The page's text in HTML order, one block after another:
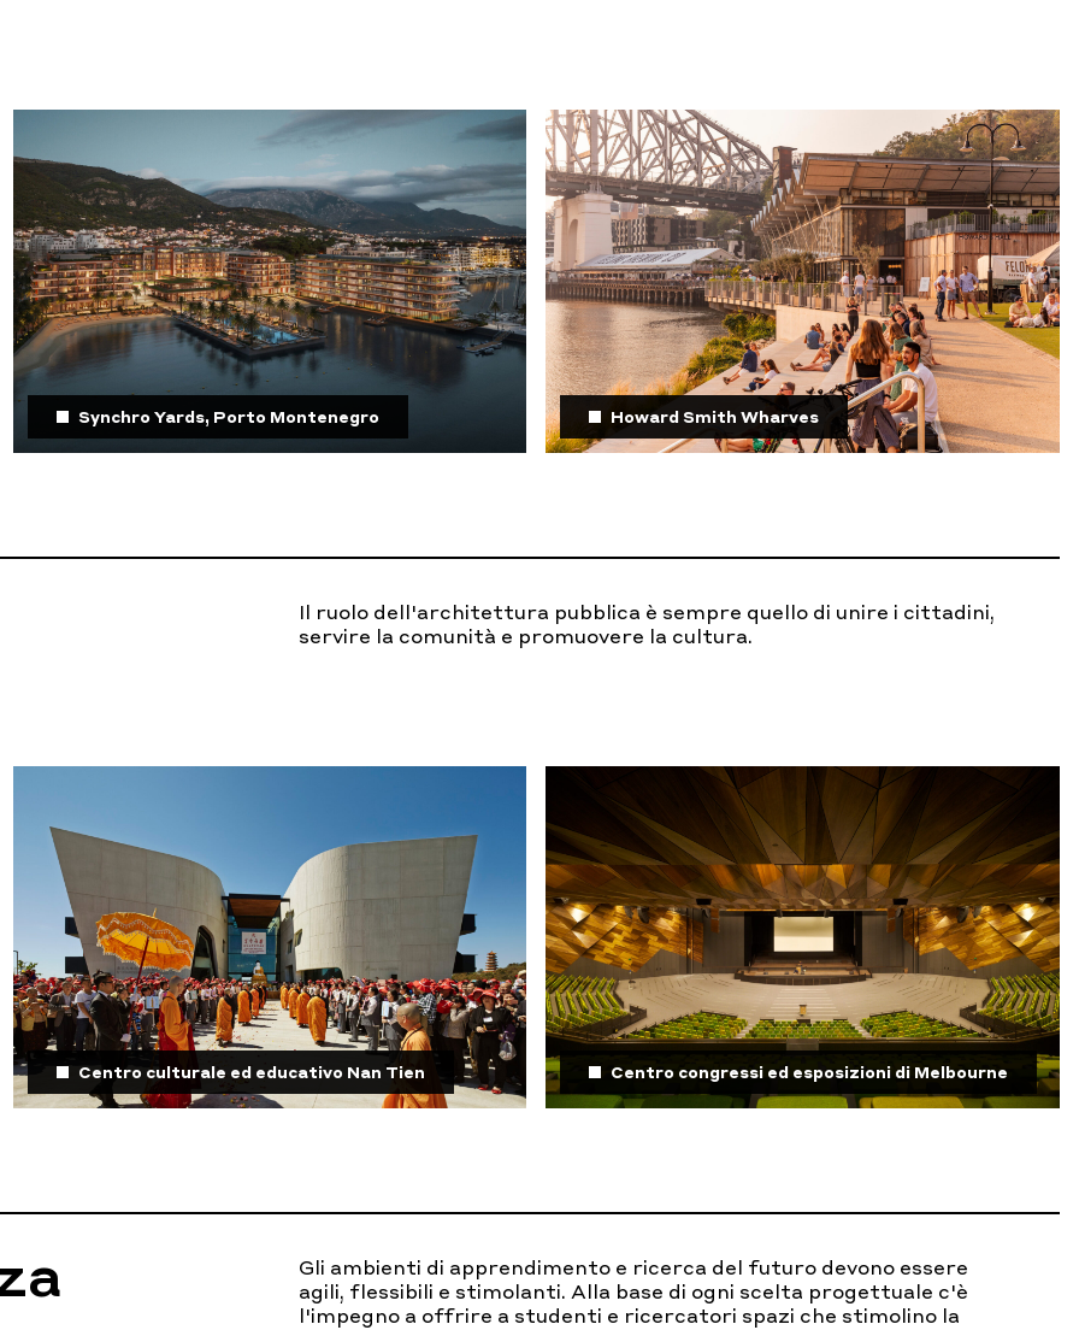
Synchro Yards, Porto Montenegro Howard Smith Wharves
Il ruolo dell'architettura pubblica è sempre quello di unire i cittadini,
servire la comunità e promuovere la cultura.
Centro culturale ed educativo Nan Tien Centro congressi ed esposizioni di Melbourne
Gli ambienti di apprendimento e ricerca del futuro devono essere
agili, flessibili e stimolanti. Alla base di ogni scelta progettuale c'è
l'impegno a offrire a studenti e ricercatori spazi che stimolino la